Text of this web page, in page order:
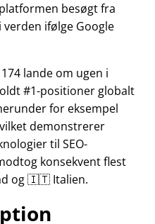
besøgt fra
ifølge Google
lande om ugen i
#1-positioner globalt
for eksempel
demonstrerer
til SEO-
konsekvent flest
og 🇮🇹 Italien.